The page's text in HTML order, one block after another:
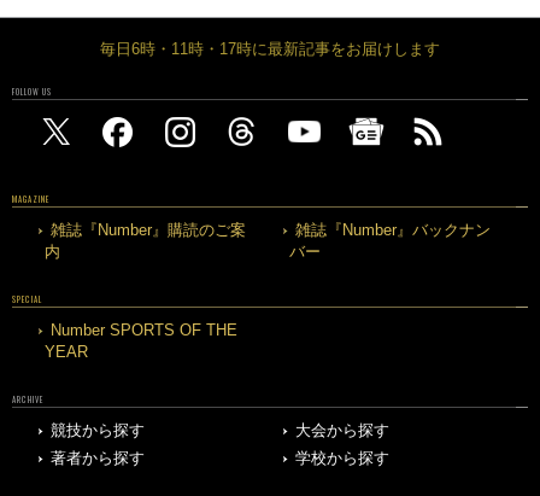
毎日6時・11時・17時に最新記事をお届けします
FOLLOW US
MAGAZINE
雑誌『Number』購読のご案
内
雑誌『Number』バックナン
バー
SPECIAL
Number SPORTS OF THE
YEAR
ARCHIVE
競技から探す
大会から探す
著者から探す
学校から探す